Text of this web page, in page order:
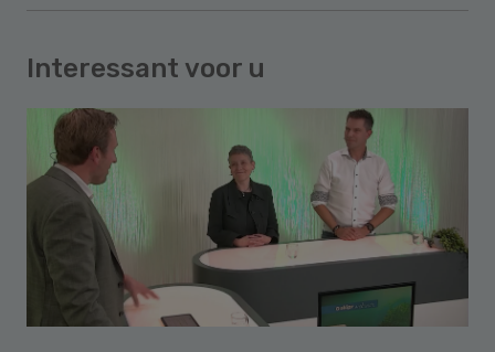
Interessant voor u